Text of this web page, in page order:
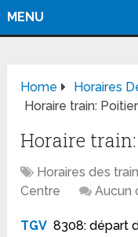
MENU
Home
Horaires
Horaire train:
Horaire
Horaires des
Centre
Aucun
TGV 8308: départ